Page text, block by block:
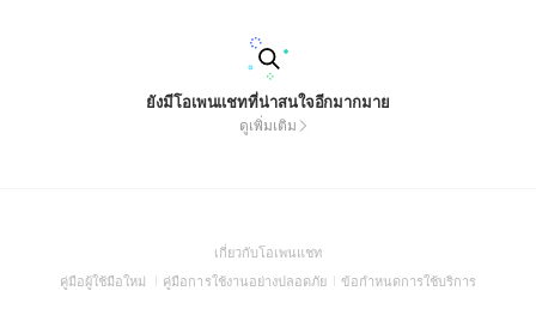
ยังมีโอเพนแชทที่น่าสนใจอีกมากมาย
ดูเพิ่มเติม
เกี่ยวกับโอเพนแชท(Open
in
คู่มือผู้ใช้มือใหม่
(Open
คู่มือการใช้งานอย่างปลอดภัย(Open
ข้อกำหนดการใช้บริการ(Open